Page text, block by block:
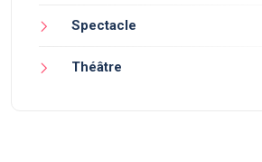
Spectacle
Théâtre